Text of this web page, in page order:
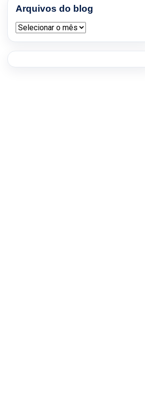
Arquivos do blog
Arquivos do blog